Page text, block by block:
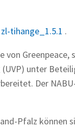
zl-tihange_1.5.1 .
Greenpeace,
unter
Der
Pfalz können